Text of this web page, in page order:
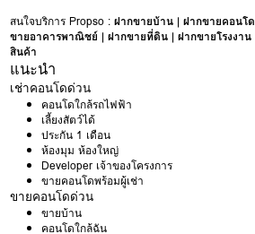
สนใจบริการ Propso :ฝากขายบ้าน |ฝากขายคอนโด
ขายอาคารพาณิชย์ |ฝากขายที่ดิน |ฝากขายโรงงาน
สินค้า
แนะนำ
เช่าคอนโดด่วน
คอนโดใกล้รถไฟฟ้า
เลี้ยงสัตว์ได้
ประกัน 1 เดือน
ห้องมุม ห้องใหญ่
Developer เจ้าของโครงการ
ขายคอนโดพร้อมผู้เช่า
ขายคอนโดด่วน
ขายบ้าน
คอนโดใกล้ฉัน